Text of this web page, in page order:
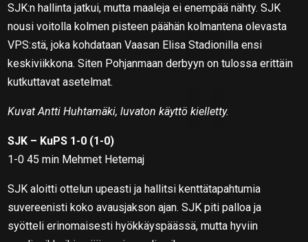
SJK:n hallinta jatkui, mutta maaleja ei enempää nähty. SJK
nousi voitolla kolmen pisteen päähän kolmantena olevasta
VPS:stä, joka kohdataan Vaasan Elisa Stadionilla ensi
keskiviikkona. Siten Pohjanmaan derbyyn on tulossa erittäin
kutkuttavat asetelmat.
Kuvat Antti Huhtamäki, luvaton käyttö kielletty.
SJK – KuPS 1-0 (1-0)
1-0 45 min Mehmet Hetemaj
SJK aloitti ottelun upeasti ja hallitsi kenttätapahtumia
suvereenisti koko avausjakson ajan. SJK piti palloa ja
syötteli erinomaisesti hyökkäyspäässä, mutta hyviin